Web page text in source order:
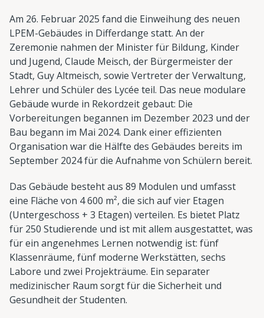
Am 26. Februar 2025 fand die Einweihung des neuen
LPEM-Gebäudes in Differdange statt. An der
Zeremonie nahmen der Minister für Bildung, Kinder
und Jugend, Claude Meisch, der Bürgermeister der
Stadt, Guy Altmeisch, sowie Vertreter der Verwaltung,
Lehrer und Schüler des Lycée teil. Das neue modulare
Gebäude wurde in Rekordzeit gebaut: Die
Vorbereitungen begannen im Dezember 2023 und der
Bau begann im Mai 2024. Dank einer effizienten
Organisation war die Hälfte des Gebäudes bereits im
September 2024 für die Aufnahme von Schülern bereit.
Das Gebäude besteht aus 89 Modulen und umfasst
eine Fläche von 4 600 m², die sich auf vier Etagen
(Untergeschoss + 3 Etagen) verteilen. Es bietet Platz
für 250 Studierende und ist mit allem ausgestattet, was
für ein angenehmes Lernen notwendig ist: fünf
Klassenräume, fünf moderne Werkstätten, sechs
Labore und zwei Projekträume. Ein separater
medizinischer Raum sorgt für die Sicherheit und
Gesundheit der Studenten.